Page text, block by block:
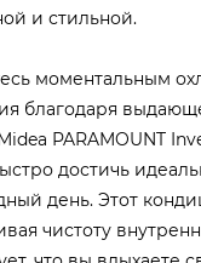
и стильной.
моментальным
благодаря
PARAMOUNT
достичь
день. Этот
чистоту